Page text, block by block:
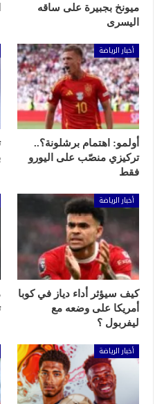
ميونخ بجبيرة على ساقه
اليسرى
أخبار الرياضة
أولمو: اهتمام برشلونة؟..
تركيزي منصّب على اليورو
فقط
أخبار الرياضة
كيف سيؤثر أداء دياز في كوبا
أمريكا على وضعه مع
ليفربول ؟
أخبار الرياضة